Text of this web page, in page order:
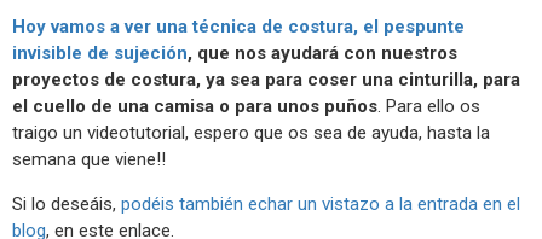
Hoy vamos a ver una técnica de costura, el pespunte
invisible de sujeción, que nos ayudará con nuestros
proyectos de costura, ya sea para coser una cinturilla, para
el cuello de una camisa o para unos puños. Para ello os
traigo un videotutorial, espero que os sea de ayuda, hasta la
semana que viene!!
Si lo deseáis, podéis también echar un vistazo a la entrada en el
blog, en este enlace.